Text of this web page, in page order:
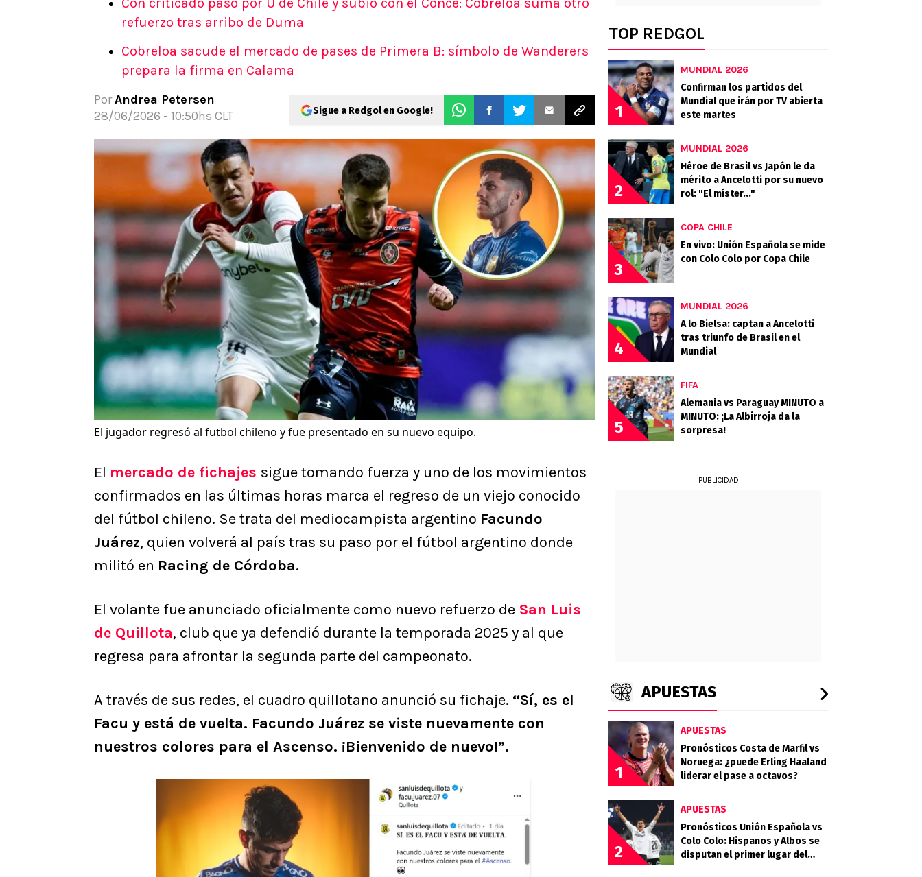
Apuesta del día
refuerzo tras arribo de Duma
Cobreloa sacude el mercado de pases de Primera B: símbolo de Wanderers
prepara la firma en Calama
PorAndrea Petersen
28/06/2026 - 10:50hs CLT
Sigue a Redgol en Google!
El jugador regresó al futbol chileno y fue presentado en su nuevo equipo.
El mercado de fichajes sigue tomando fuerza y uno de los movimientos
confirmados en las últimas horas marca el regreso de un viejo conocido
del fútbol chileno. Se trata del mediocampista argentino Facundo
Juárez, quien volverá al país tras su paso por el fútbol argentino donde
militó en Racing de Córdoba.
El volante fue anunciado oficialmente como nuevo refuerzo de San Luis
de Quillota, club que ya defendió durante la temporada 2025 y al que
regresa para afrontar la segunda parte del campeonato.
A través de sus redes, el cuadro quillotano anunció su fichaje. “Sí, es el
Facu y está de vuelta. Facundo Juárez se viste nuevamente con
nuestros colores para el Ascenso. ¡Bienvenido de nuevo!”.
TOP REDGOL
1
MUNDIAL 2026
Confirman los partidos del
Mundial que irán por TV abierta
este martes
2
MUNDIAL 2026
Héroe de Brasil vs Japón le da
mérito a Ancelotti por su nuevo
rol: "El míster..."
3
COPA CHILE
En vivo: Unión Española se mide
con Colo Colo por Copa Chile
4
MUNDIAL 2026
A lo Bielsa: captan a Ancelotti
tras triunfo de Brasil en el
Mundial
5
FIFA
Alemania vs Paraguay MINUTO a
MINUTO: ¡La Albirroja da la
sorpresa!
PUBLICIDAD
APUESTAS
1
APUESTAS
Pronósticos Costa de Marfil vs
Noruega: ¿puede Erling Haaland
liderar el pase a octavos?
2
APUESTAS
Pronósticos Unión Española vs
Colo Colo: Hispanos y Albos se
disputan el primer lugar del